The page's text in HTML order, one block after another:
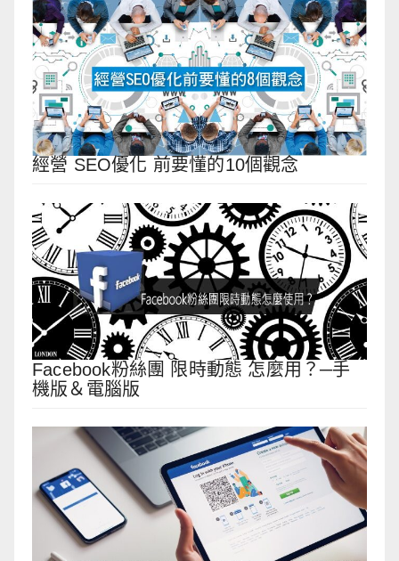
經營 SEO優化 前要懂的10個觀念
Facebook粉絲團 限時動態 怎麼用？─手
機版＆電腦版